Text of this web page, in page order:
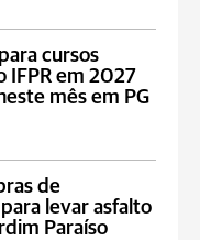
cursos
IFPR em 2027
mês em PG
de
levar asfalto
Paraíso